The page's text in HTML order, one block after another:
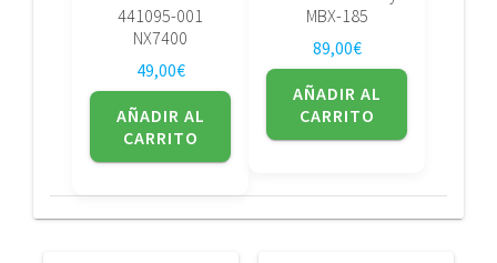
441095-001
NX7400
49,00€
AÑADIR AL
CARRITO
MBX-185
89,00€
AÑADIR AL
CARRITO